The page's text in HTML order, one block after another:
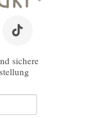
sichere